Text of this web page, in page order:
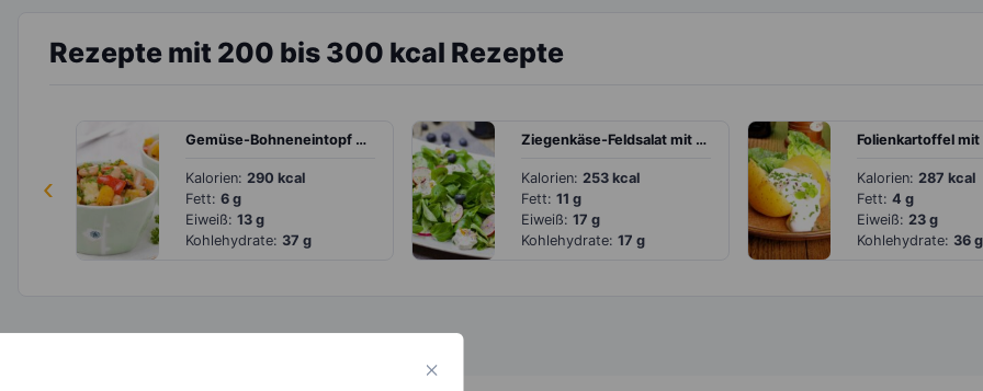
Rezepte mit 200 bis 300 kcal Rezepte
‹
Gemüse-Bohneneintopf mit frischer Petersilie
Kalorien: 290 kcal
Fett: 6 g
Eiweiß: 13 g
Kohlehydrate: 37 g
Ziegenkäse-Feldsalat mit Blaubeeren
Kalorien: 253 kcal
Fett: 11 g
Eiweiß: 17 g
Kohlehydrate: 17 g
Kalorien: 287 kcal
Fett: 4 g
Eiweiß: 23 g
Kohlehydrate: 36 g